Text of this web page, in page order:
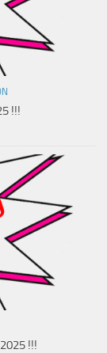
!!!
!!!